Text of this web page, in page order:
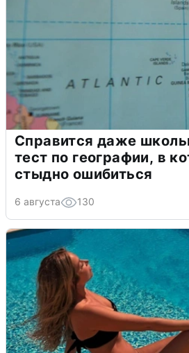
Справится даже
тест по географии, в
стыдно ошибиться
6 августа 130